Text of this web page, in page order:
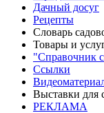
Дачный досуг
Рецепты
Словарь
Товары и
"Справочник
Ссылки
Выставки для
РЕКЛАМА